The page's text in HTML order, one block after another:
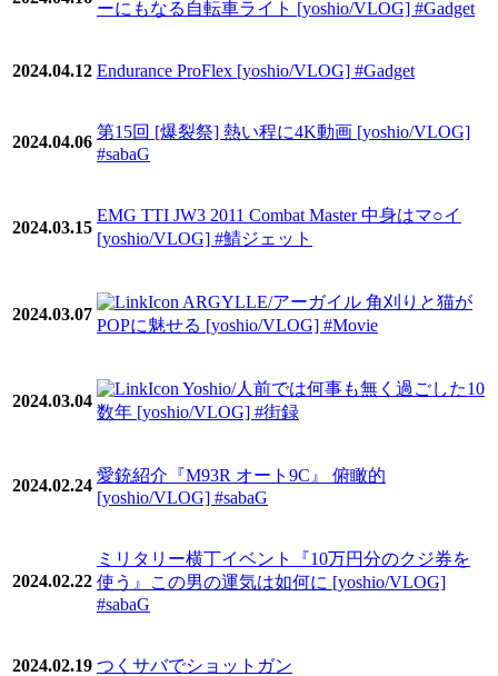
ーにもなる自転車ライト [yoshio/VLOG] #Gadget
2024.04.12 Endurance ProFlex [yoshio/VLOG] #Gadget
2024.04.06
第15回 [爆裂祭] 熱い程に4K動画 [yoshio/VLOG]
#sabaG
2024.03.15
EMG TTI JW3 2011 Combat Master 中身はマ○イ
[yoshio/VLOG] #鯖ジェット
2024.03.07
ARGYLLE/アーガイル 角刈りと猫が
POPに魅せる [yoshio/VLOG] #Movie
2024.03.04
Yoshio/人前では何事も無く過ごした10
数年 [yoshio/VLOG] #街録
2024.02.24
愛銃紹介『M93R オート9C』 俯瞰的
[yoshio/VLOG] #sabaG
2024.02.22
ミリタリー横丁イベント『10万円分のクジ券を
使う』この男の運気は如何に [yoshio/VLOG]
#sabaG
2024.02.19 つくサバでショットガン